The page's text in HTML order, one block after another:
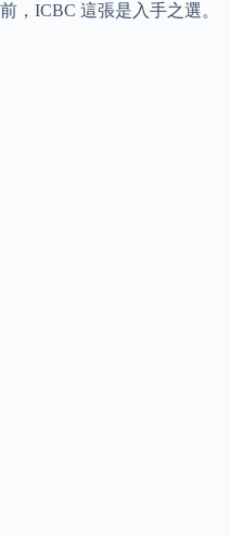
前，ICBC 這張是入手之選。